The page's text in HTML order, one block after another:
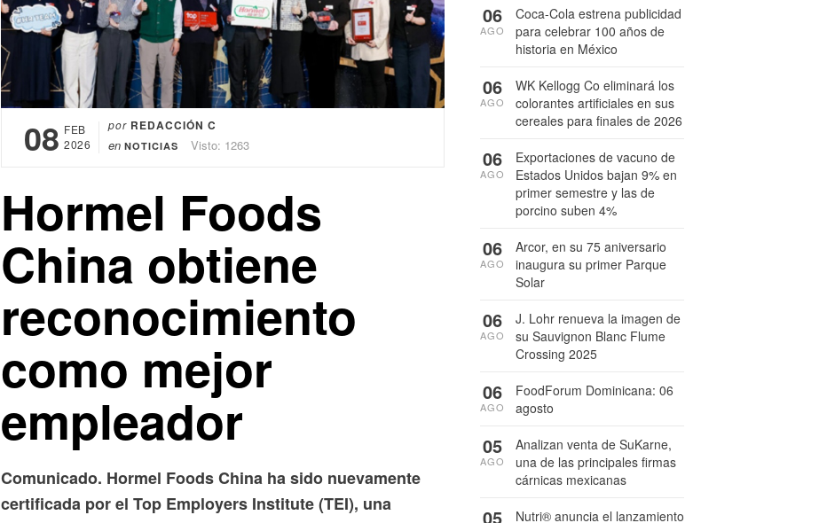
08 FEB
2026
por REDACCIÓN C
en NOTICIAS Visto: 1263
Hormel Foods
China obtiene
reconocimiento
como mejor
empleador
Comunicado. Hormel Foods China ha sido nuevamente
certificada por el Top Employers Institute (TEI), una
Coca-Cola estrena publicidad
para celebrar 100 años de
historia en México
06
AGO
WK Kellogg Co eliminará los
colorantes artificiales en sus
cereales para finales de 2026
06
AGO
Exportaciones de vacuno de
Estados Unidos bajan 9% en
primer semestre y las de
porcino suben 4%
06
AGO
Arcor, en su 75 aniversario
inaugura su primer Parque
Solar
06
AGO
J. Lohr renueva la imagen de
su Sauvignon Blanc Flume
Crossing 2025
06
AGO
FoodForum Dominicana: 06
agosto
06
AGO
Analizan venta de SuKarne,
una de las principales firmas
cárnicas mexicanas
05
AGO
Nutri® anuncia el lanzamiento
05